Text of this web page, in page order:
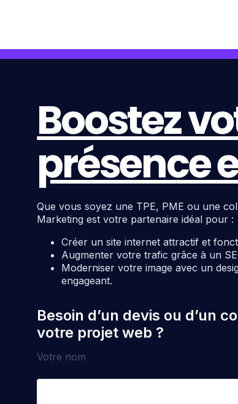
Boostez
présence
Que vous soyez une TPE, PME ou une
Marketing est votre partenaire idéal pour :
Créer un site internet attractif et
Augmenter votre trafic grâce à un
Moderniser votre image avec un
engageant.
Besoin d’un devis ou d’un
votre projet web ?
Votre nom